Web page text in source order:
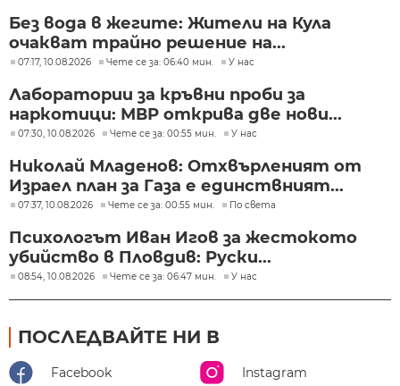
Без вода в жегите: Жители на Кула
очакват трайно решение на...
07:17, 10.08.2026 Чете се за: 06:40 мин. У нас
Лаборатории за кръвни проби за
наркотици: МВР открива две нови...
07:30, 10.08.2026 Чете се за: 00:55 мин. У нас
Николай Младенов: Отхвърленият от
Израел план за Газа е единствният...
07:37, 10.08.2026 Чете се за: 00:55 мин. По света
Психологът Иван Игов за жестокото
убийство в Пловдив: Руски...
08:54, 10.08.2026 Чете се за: 06:47 мин. У нас
ПОСЛЕДВАЙТЕ НИ В
Facebook Instagram